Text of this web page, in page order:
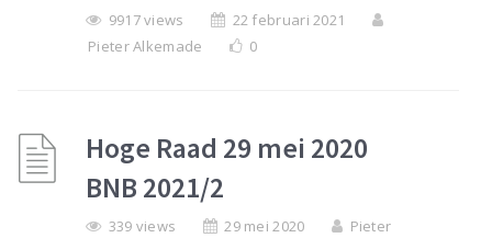
9917 views
22 februari 2021
Pieter Alkemade
0
Hoge Raad 29 mei 2020
BNB 2021/2
339 views 29 mei 2020
Pieter